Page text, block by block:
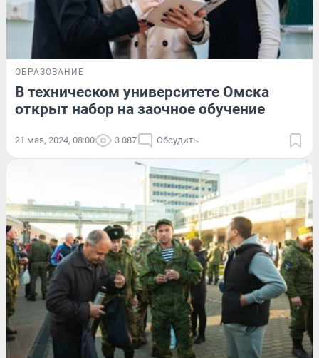
ОБРАЗОВАНИЕ
В техническом университете Омска
открыт набор на заочное обучение
21 мая, 2024, 08:00 3 087 Обсудить